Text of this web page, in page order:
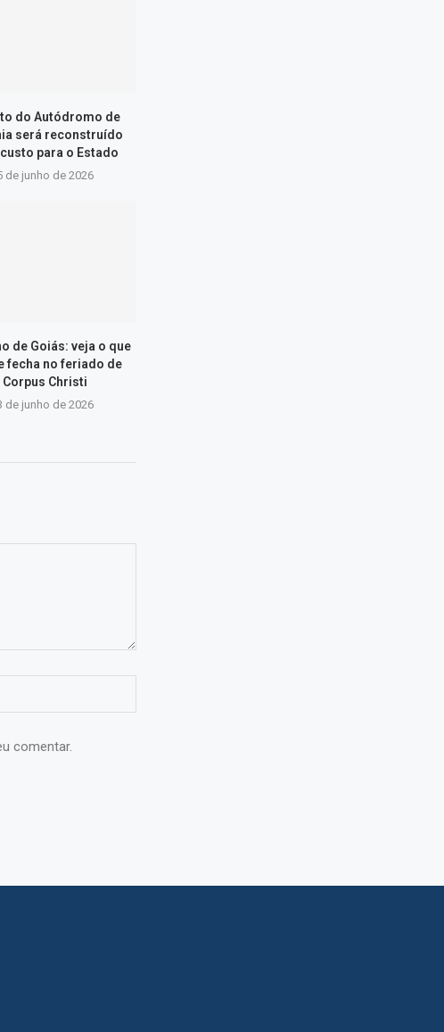
do Autódromo de
será reconstruído
para o Estado
de junho de 2026
de Goiás: veja o que
fecha no feriado de
Corpus Christi
de junho de 2026
comentar.